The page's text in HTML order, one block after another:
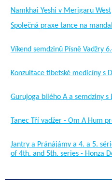
Namkhai Yeshi v Merigaru West
Společná praxe tance na
Víkend semdzinů Písně Vadžry
Konzultace tibetské medicíny s
Gurujoga bílého A a semdziny s
Tanec Tří vadžer - Om A Hum
Jantry a Pránájámy a 4. a 5.
of 4th. and 5th. series - Honza